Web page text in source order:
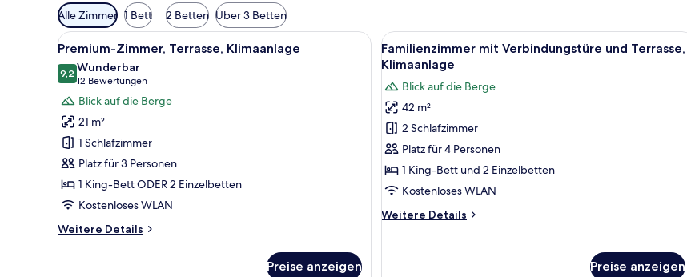
Verfügbare
Filter
für
Zimmer
Alle Zimmer 1 Bett 2 Betten Über 3 Betten
Alle
Fotos
für
Premium-
Zimmer,
Terrasse,
Klimaanlage
anzeigen
Ein Hotelzimmer mit einem Bett, einem Korbstuhl und einem kleinen Tisch mit einem Glas und einer
5
Premium-Zimmer, Terrasse, Klimaanlage
9,29,2 von 10
Wunderbar
12 Bewertungen
(12
Bewertungen)
Blick auf die Berge
21 m²
1 Schlafzimmer
Platz für 3 Personen
1 King-Bett ODER 2 Einzelbetten
Kostenloses WLAN
Weitere Details
Weitere
Preise anzeigen
Alle
Fotos
Familienzimmer
mit
Verbindungstüre
und
Terrasse,
Klimaanlage
Familienzimmer mit
6
Familienzimmer mit Verbindungstüre und Terrasse,
Klimaanlage
Blick auf die Berge
42 m²
2 Schlafzimmer
Platz für 4 Personen
1 King-Bett und 2 Einzelbetten
Kostenloses WLAN
Weitere Details
Weitere
Preise anzeigen